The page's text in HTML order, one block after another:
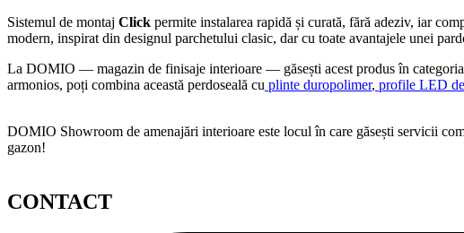
Sistemul de montaj Click permite instalarea rapidă și curată, fără adeziv, iar
modern, inspirat din designul parchetului clasic, dar cu toate avantajele unei
La DOMIO — magazin de finisaje interioare — găsești acest produs în categoria
armonios, poți combina această perdoseală cu plinte duropolimer, profile LED
DOMIO Showroom de amenajări interioare este locul în care găsești servicii
gazon!
CONTACT